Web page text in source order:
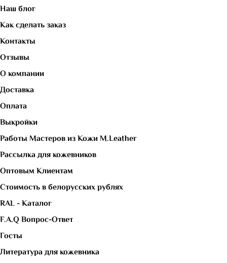
Наш блог
Как сделать заказ
Контакты
Отзывы
О компании
Доставка
Оплата
Выкройки
Работы Мастеров из Кожи M.Leather
Рассылка для кожевников
Оптовым Клиентам
Стоимость в белорусских рублях
RAL - Каталог
F.A.Q Вопрос-Ответ
Госты
Литература для кожевника